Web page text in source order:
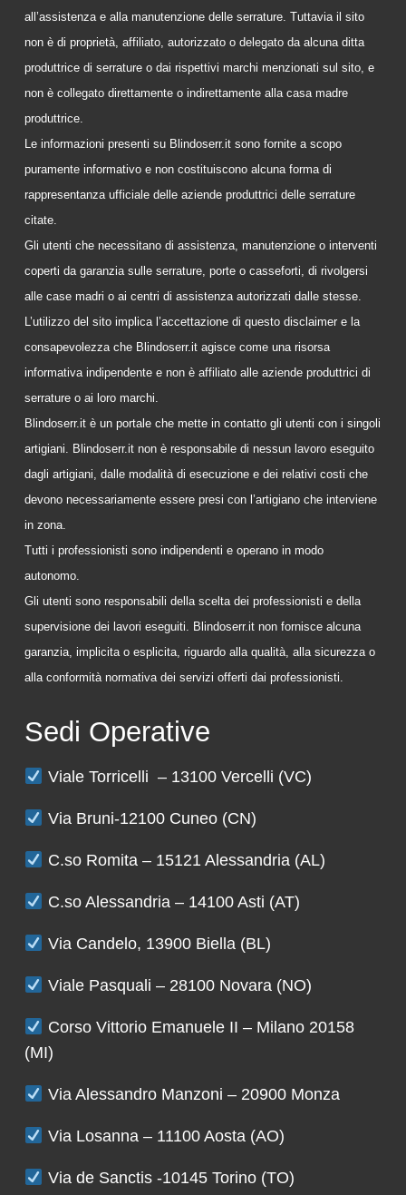
all’assistenza e alla manutenzione delle serrature. Tuttavia il sito
non è di proprietà, affiliato, autorizzato o delegato da alcuna ditta
produttrice di serrature o dai rispettivi marchi menzionati sul sito, e
non è collegato direttamente o indirettamente alla casa madre
produttrice.
Le informazioni presenti su Blindoserr.it sono fornite a scopo
puramente informativo e non costituiscono alcuna forma di
rappresentanza ufficiale delle aziende produttrici delle serrature
citate.
Gli utenti che necessitano di assistenza, manutenzione o interventi
coperti da garanzia sulle serrature, porte o casseforti, di rivolgersi
alle case madri o ai centri di assistenza autorizzati dalle stesse.
L’utilizzo del sito implica l’accettazione di questo disclaimer e la
consapevolezza che Blindoserr.it agisce come una risorsa
informativa indipendente e non è affiliato alle aziende produttrici di
serrature o ai loro marchi.
Blindoserr.it è un portale che mette in contatto gli utenti con i singoli
artigiani. Blindoserr.it non è responsabile di nessun lavoro eseguito
dagli artigiani, dalle modalità di esecuzione e dei relativi costi che
devono necessariamente essere presi con l’artigiano che interviene
in zona.
Tutti i professionisti sono indipendenti e operano in modo
autonomo.
Gli utenti sono responsabili della scelta dei professionisti e della
supervisione dei lavori eseguiti. Blindoserr.it non fornisce alcuna
garanzia, implicita o esplicita, riguardo alla qualità, alla sicurezza o
alla conformità normativa dei servizi offerti dai professionisti.
Sedi Operative
Viale Torricelli – 13100 Vercelli (VC)
Via Bruni-12100 Cuneo (CN)
C.so Romita – 15121 Alessandria (AL)
C.so Alessandria – 14100 Asti (AT)
Via Candelo, 13900 Biella (BL)
Viale Pasquali – 28100 Novara (NO)
Corso Vittorio Emanuele II – Milano 20158
(MI)
Via Alessandro Manzoni – 20900 Monza
Via Losanna – 11100 Aosta (AO)
Via de Sanctis -10145 Torino (TO)